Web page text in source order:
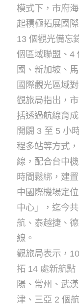
模式下，市府
起積極拓展國
13 個觀光備忘
個區域聯盟、4
國、新加坡、
國際觀光區域
觀旅局指出，
括透過航線育
開闢 3 至 5 小
程多站等方式
線，配合台中
時間鬆綁，建
中國際機場定
中心」，迄今
航、泰越捷、
線。
觀旅局表示，
拓 14 處新航點
陽、常州、武
津、三亞 2 個